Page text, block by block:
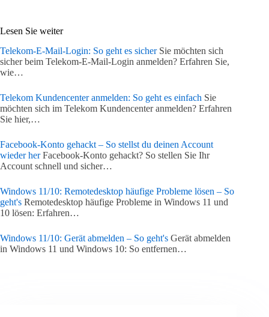
Lesen Sie weiter
Telekom-E-Mail-Login: So geht es sicherSie möchten sich
sicher beim Telekom-E-Mail-Login anmelden? Erfahren Sie,
wie…
Telekom Kundencenter anmelden: So geht es einfach Sie
möchten sich im Telekom Kundencenter anmelden? Erfahren
Sie hier,…
Facebook-Konto gehackt – So stellst du deinen Account
wieder herFacebook-Konto gehackt? So stellen Sie Ihr
Account schnell und sicher…
Windows 11/10: Remotedesktop häufige Probleme lösen – So
geht's Remotedesktop häufige Probleme in Windows 11 und
10 lösen: Erfahren…
Windows 11/10: Gerät abmelden – So geht's Gerät abmelden
in Windows 11 und Windows 10: So entfernen…